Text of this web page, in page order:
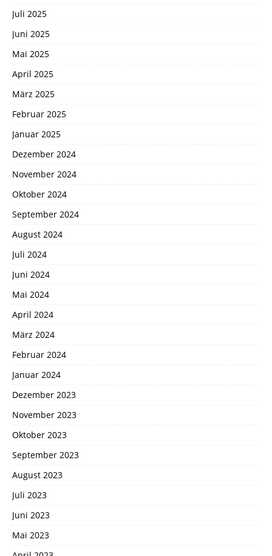
Juli 2025
Juni 2025
Mai 2025
April 2025
März 2025
Februar 2025
Januar 2025
Dezember 2024
November 2024
Oktober 2024
September 2024
August 2024
Juli 2024
Juni 2024
Mai 2024
April 2024
März 2024
Februar 2024
Januar 2024
Dezember 2023
November 2023
Oktober 2023
September 2023
August 2023
Juli 2023
Juni 2023
Mai 2023